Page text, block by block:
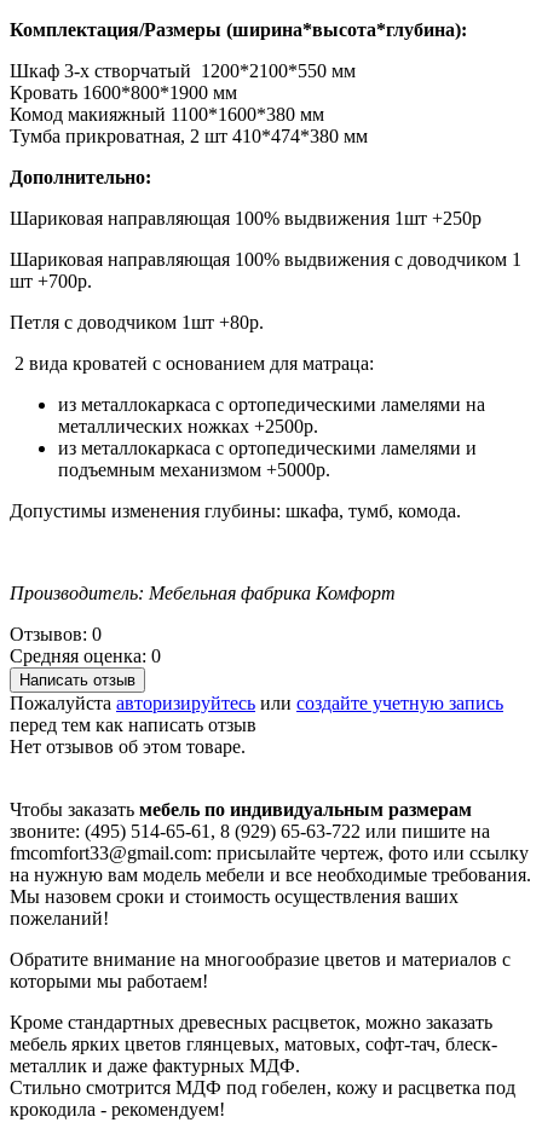
Комплектация/Размеры (ширина*высота*глубина):
Шкаф 3-х створчатый 1200*2100*550 мм
Кровать 1600*800*1900 мм
Комод макияжный 1100*1600*380 мм
Тумба прикроватная, 2 шт 410*474*380 мм
Дополнительно:
Шариковая направляющая 100% выдвижения 1шт +250р
Шариковая направляющая 100% выдвижения с доводчиком 1
шт +700р.
Петля с доводчиком 1шт +80р.
2 вида кроватей с основанием для матраца:
из металлокаркаса с ортопедическими ламелями на
металлических ножках +2500р.
из металлокаркаса с ортопедическими ламелями и
подъемным механизмом +5000р.
Допустимы изменения глубины: шкафа, тумб, комода.
Производитель: Мебельная фабрика Комфорт
Отзывов: 0
Средняя оценка: 0
Написать отзыв
Пожалуйста авторизируйтесь или создайте учетную запись
перед тем как написать отзыв
Нет отзывов об этом товаре.
Чтобы заказать мебель по индивидуальным размерам
звоните: (495) 514-65-61, 8 (929) 65-63-722 или пишите на
fmcomfort33@gmail.com: присылайте чертеж, фото или ссылку
на нужную вам модель мебели и все необходимые требования.
Мы назовем сроки и стоимость осуществления ваших
пожеланий!
Обратите внимание на многообразие цветов и материалов с
которыми мы работаем!
Кроме стандартных древесных расцветок, можно заказать
мебель ярких цветов глянцевых, матовых, софт-тач, блеск-
металлик и даже фактурных МДФ.
Стильно смотрится МДФ под гобелен, кожу и расцветка под
крокодила - рекомендуем!